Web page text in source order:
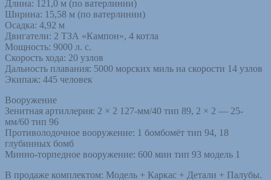
Длина: 121,0 м (по ватерлинии)
Ширина: 15,58 м (по ватерлинии)
Осадка: 4,92 м
Двигатели: 2 ТЗА «Кампон», 4 котла
Мощность: 9000 л. с.
Скорость хода: 20 узлов
Дальность плавания: 5000 морских миль на скорости 14 узлов
Экипаж: 445 человек
Вооружение
Зенитная артиллерия: 2 × 2 127-мм/40 тип 89, 2 × 2 — 25-
мм/60 тип 96
Противолодочное вооружение: 1 бомбомёт тип 94, 18
глубинных бомб
Минно-торпедное вооружение: 600 мин тип 93 модель 1
В продаже комплектом: Модель + Каркас + Детали + Палубы.